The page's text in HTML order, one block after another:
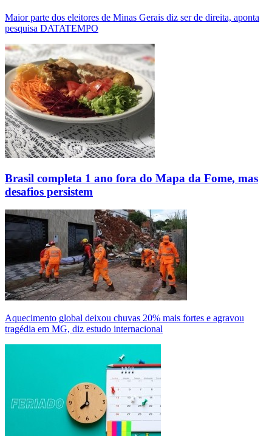
Maior parte dos eleitores de Minas Gerais diz ser de direita, aponta
pesquisa DATATEMPO
Brasil completa 1 ano fora do Mapa da Fome, mas
desafios persistem
Aquecimento global deixou chuvas 20% mais fortes e agravou
tragédia em MG, diz estudo internacional